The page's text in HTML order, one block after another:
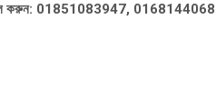
কল করুন: 01851083947,